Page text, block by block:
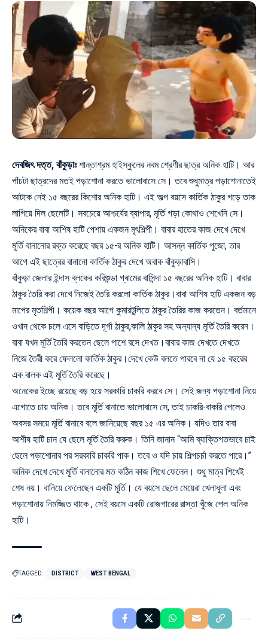
দেবজিৎ দত্ত, বাঁকুড়াঃশান্তাশ্রম হাইস্কুলের নবম শ্রেণীর ছাত্র অনিক হাটি। আর
পাঁচটা ছাত্রদের মতই পড়াশোনা করতে ভালোবাসে সে। তবে শুধুমাত্র পড়াশোনাতেই
আটকে নেই ১৫ বছরের কিশোর অনিক হাটি। এই অল্প বয়সে কার্তিক ঠাকুর গড়ে তাক
লাগিয়ে দিল ছেলেটি। সবচেয়ে আশ্চর্যের ব্যাপার, মূর্তি গড়া কোথাও শেখেনি সে।
অনিকের বাবা আশিষ হাটি পেশায় একজন মৃৎশিল্পী। বাবার হাতের কাজ দেখে দেখে
মূর্তি বানানোর রক্ত করেছে বছর ১৫-র অনিক হাটি। আসন্ন কার্তিক পুজো, তার
আগে এই ছাত্রের বানানো কার্তিক ঠাকুর দেখে অবাক বাঁকুড়াবাসি।
বাঁকুড়া জেলার ইন্দাস ব্লকের করিশুন্ডা গ্ৰামের বাসিন্দা ১৫ বছরের অনিক হাটি। বাবার
ঠাকুর তৈরি করা দেখে নিজেই তৈরি করলো কার্তিক ঠাকুর।বাবা আশিষ হাটি একজন বড়
মাপের মৃতশিল্পী। কয়েক বছর আগে কুমারটুলিতে ঠাকুর তৈরির কাজ করতেন। বর্তমানে
ওখান থেকে চলে এসে বাড়িতে দূর্গা ঠাকুর,কালি ঠাকুর সহ অন্যান্য মূর্তি তৈরি করেন।
বাবা যখন মূর্তি তৈরি করতেন ছেলে পাশে বসে দেখত।বাবার কাজ দেখতে দেখতে
নিজে তৈরী করে ফেললো কার্তিক ঠাকুর।দেখে কেউ বলতে পারবে না যে ১৫ বছরের
এক বালক এই মূর্তি তৈরি করেছে।
অনেকের ইচ্ছে রয়েছে বড় হয়ে সরকারি চাকরি করবে সে। সেই জন্য পড়াশোনা নিয়ে
এগোতে চায় অনিক। তবে মূর্তি বানাতে ভালোবাসে সে, তাই চাকরি-বাকরি পেলেও
অবসর সময়ে মূর্তি বানাবে বলে জানিয়েছে বছর ১৫ এর অনিক। যদিও তার বাবা
আশীষ হাটি চান যে ছেলে মূর্তি তৈরি করুক। তিনি জানান “আমি ব্যাক্তিগতভাবে চাই
ছেলে পড়াশোনার পর সরকারি চাকরি পাক। তবে ও যদি চায় শিল্পচর্চা করতে পারে।”
অনিক দেখে দেখে মূর্তি বানানোর মত কঠিন কাজ শিখে ফেলেন। শুধু মাত্র শিখেই
শেষ নয়। বানিয়ে ফেলেছেন একটি মূর্তি। যে বয়সে ছেলে মেয়েরা খেলাধুলা এবং
পড়াশোনায় নিমজ্জিত থাকে , সেই বয়সে একটি রোজগারের রাস্তা খুঁজে পেল অনিক
হাটি।
TAGGED: DISTRICT WEST BENGAL